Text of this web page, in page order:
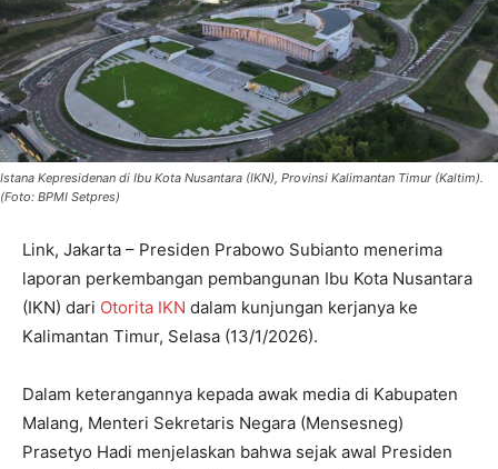
Istana Kepresidenan di Ibu Kota Nusantara (IKN), Provinsi Kalimantan Timur (Kaltim).
(Foto: BPMI Setpres)
Link, Jakarta – Presiden Prabowo Subianto menerima
laporan perkembangan pembangunan Ibu Kota Nusantara
(IKN) dari Otorita IKN dalam kunjungan kerjanya ke
Kalimantan Timur, Selasa (13/1/2026).
Dalam keterangannya kepada awak media di Kabupaten
Malang, Menteri Sekretaris Negara (Mensesneg)
Prasetyo Hadi menjelaskan bahwa sejak awal Presiden